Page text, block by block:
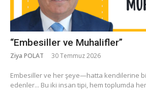
“Embesiller ve Muhalifler”
Ziya POLAT 30 Temmuz 2026
​Embesiller ve her şeye—hatta kendilerine
edenler... Bu iki insan tipi, hem toplumda